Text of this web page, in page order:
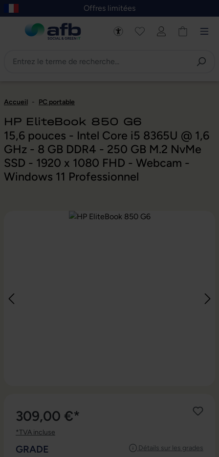
au contenu principal
Skip to B2B platform navigation
Offres limitées
Accueil - PC portable
HP EliteBook 850 G6
15,6 pouces - Intel Core i5 8365U @ 1,6
GHz - 8 GB DDR4 - 250 GB M.2 NvMe
SSD - 1920 x 1080 FHD - Webcam -
Windows 11 Professionnel
Ignorer la galerie d'images
309,00 €*
*TVA incluse
Détails sur les grades
SÉLECTIONNEZ
GRADE